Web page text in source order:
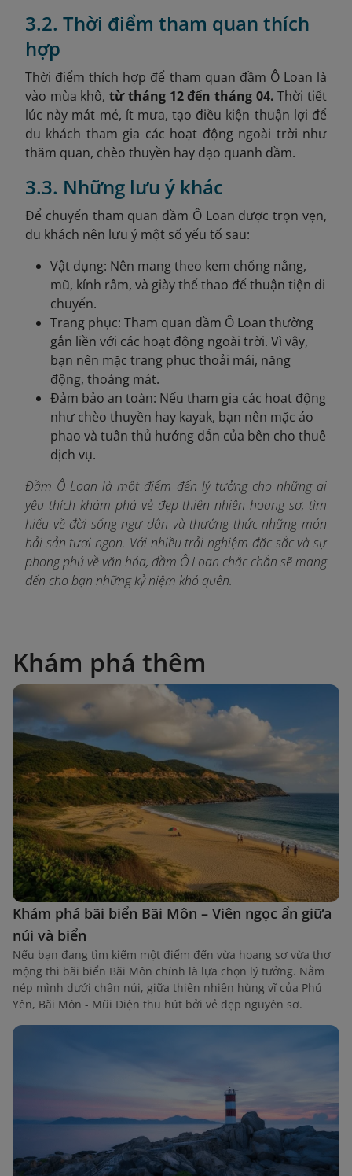
3.2. Thời điểm tham quan thích
hợp
Thời điểm thích hợp để tham quan đầm Ô Loan là
vào mùa khô,từ tháng 12 đến tháng 04.Thời tiết
lúc này mát mẻ, ít mưa, tạo điều kiện thuận lợi để
du khách tham gia các hoạt động ngoài trời như
thăm quan, chèo thuyền hay dạo quanh đầm.
3.3. Những lưu ý khác
Để chuyến tham quan đầm Ô Loan được trọn vẹn,
du khách nên lưu ý một số yếu tố sau:
Vật dụng: Nên mang theo kem chống nắng,
mũ, kính râm, và giày thể thao để thuận tiện di
chuyển.
Trang phục: Tham quan đầm Ô Loan thường
gắn liền với các hoạt động ngoài trời. Vì vậy,
bạn nên mặc trang phục thoải mái, năng
động, thoáng mát.
Đảm bảo an toàn: Nếu tham gia các hoạt động
như chèo thuyền hay kayak, bạn nên mặc áo
phao và tuân thủ hướng dẫn của bên cho thuê
dịch vụ.
Đầm Ô Loan là một điểm đến lý tưởng cho những ai
yêu thích khám phá vẻ đẹp thiên nhiên hoang sơ, tìm
hiểu về đời sống ngư dân và thưởng thức những món
hải sản tươi ngon. Với nhiều trải nghiệm đặc sắc và sự
phong phú về văn hóa, đầm Ô Loan chắc chắn sẽ mang
đến cho bạn những kỷ niệm khó quên.
Khám phá thêm
Khám phá bãi biển Bãi Môn – Viên ngọc ẩn giữa
núi và biển
Nếu bạn đang tìm kiếm một điểm đến vừa hoang sơ vừa thơ
mộng thì bãi biển Bãi Môn chính là lựa chọn lý tưởng. Nằm
nép mình dưới chân núi, giữa thiên nhiên hùng vĩ của Phú
Yên, Bãi Môn - Mũi Điện thu hút bởi vẻ đẹp nguyên sơ.